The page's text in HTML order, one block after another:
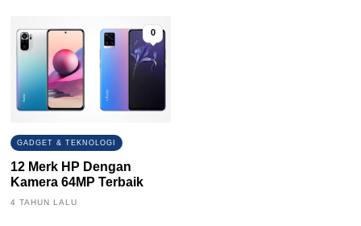
0
GADGET & TEKNOLOGI
12 Merk HP Dengan
Kamera 64MP Terbaik
4 TAHUN LALU